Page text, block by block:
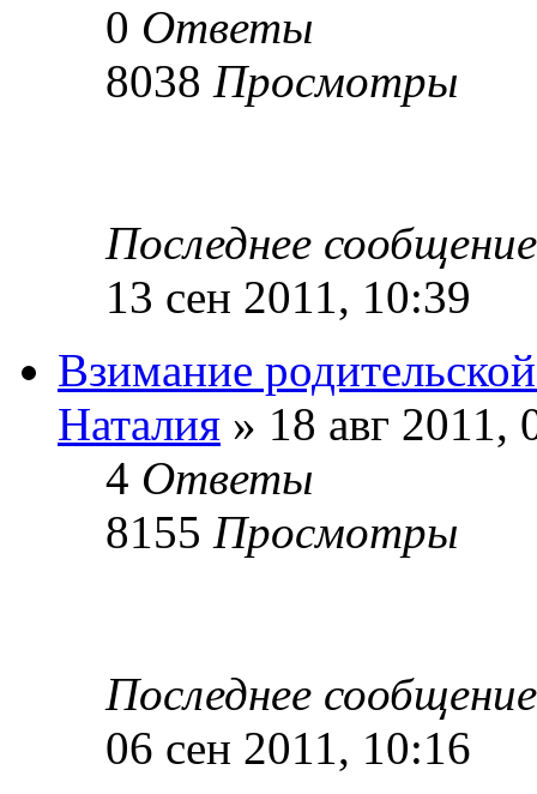
0 Ответы
8038 Просмотры
Последнее
13 сен 2011, 10:39
Взимание
Наталия » 18 авг 2011,
4 Ответы
8155 Просмотры
Последнее
06 сен 2011, 10:16